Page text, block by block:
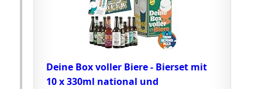
Deine Box voller Biere - Bierset mit
10 x 330ml national und